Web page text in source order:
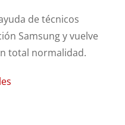
de técnicos
Samsung y vuelve
total normalidad.